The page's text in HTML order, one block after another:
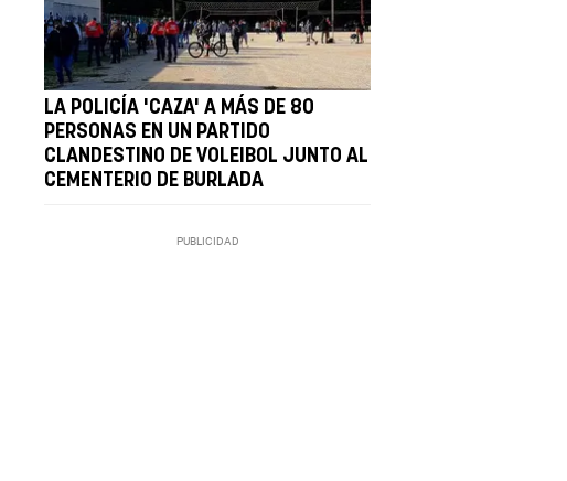
LA POLICÍA 'CAZA' A MÁS DE 80
PERSONAS EN UN PARTIDO
CLANDESTINO DE VOLEIBOL JUNTO AL
CEMENTERIO DE BURLADA